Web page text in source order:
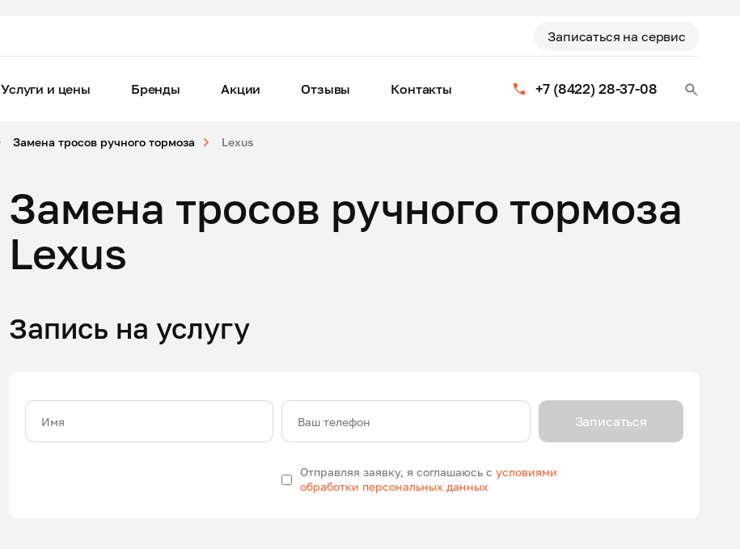
Записаться на сервис
+7 (8422) 28-37-08
Услуги и цены Бренды Акции Отзывы Контакты
Замена тросов ручного тормоза Lexus
Замена тросов ручного тормоза
Lexus
Запись на услугу
Имя Ваш телефон
Отправляя заявку, я соглашаюсь сусловиями
обработки персональных данных
Записаться